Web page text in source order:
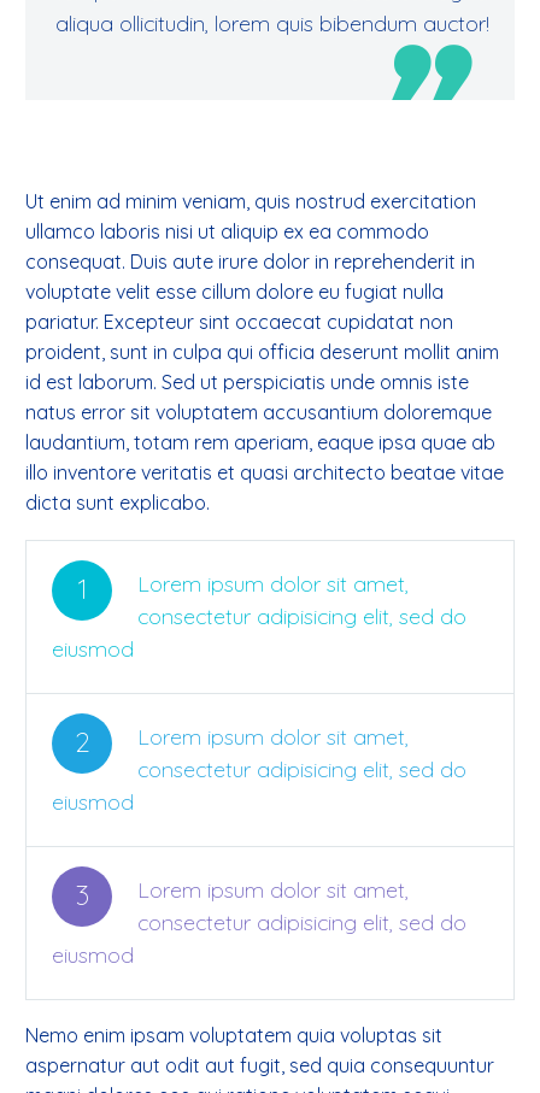
aliqua ollicitudin, lorem quis bibendum auctor!

Ut enim ad minim veniam, quis nostrud exercitation
ullamco laboris nisi ut aliquip ex ea commodo
consequat. Duis aute irure dolor in reprehenderit in
voluptate velit esse cillum dolore eu fugiat nulla
pariatur. Excepteur sint occaecat cupidatat non
proident, sunt in culpa qui officia deserunt mollit anim
id est laborum. Sed ut perspiciatis unde omnis iste
natus error sit voluptatem accusantium doloremque
laudantium, totam rem aperiam, eaque ipsa quae ab
illo inventore veritatis et quasi architecto beatae vitae
dicta sunt explicabo.
1
Lorem ipsum dolor sit amet,
consectetur adipisicing elit, sed do
eiusmod
2
Lorem ipsum dolor sit amet,
consectetur adipisicing elit, sed do
eiusmod
3
Lorem ipsum dolor sit amet,
consectetur adipisicing elit, sed do
eiusmod
Nemo enim ipsam voluptatem quia voluptas sit
aspernatur aut odit aut fugit, sed quia consequuntur